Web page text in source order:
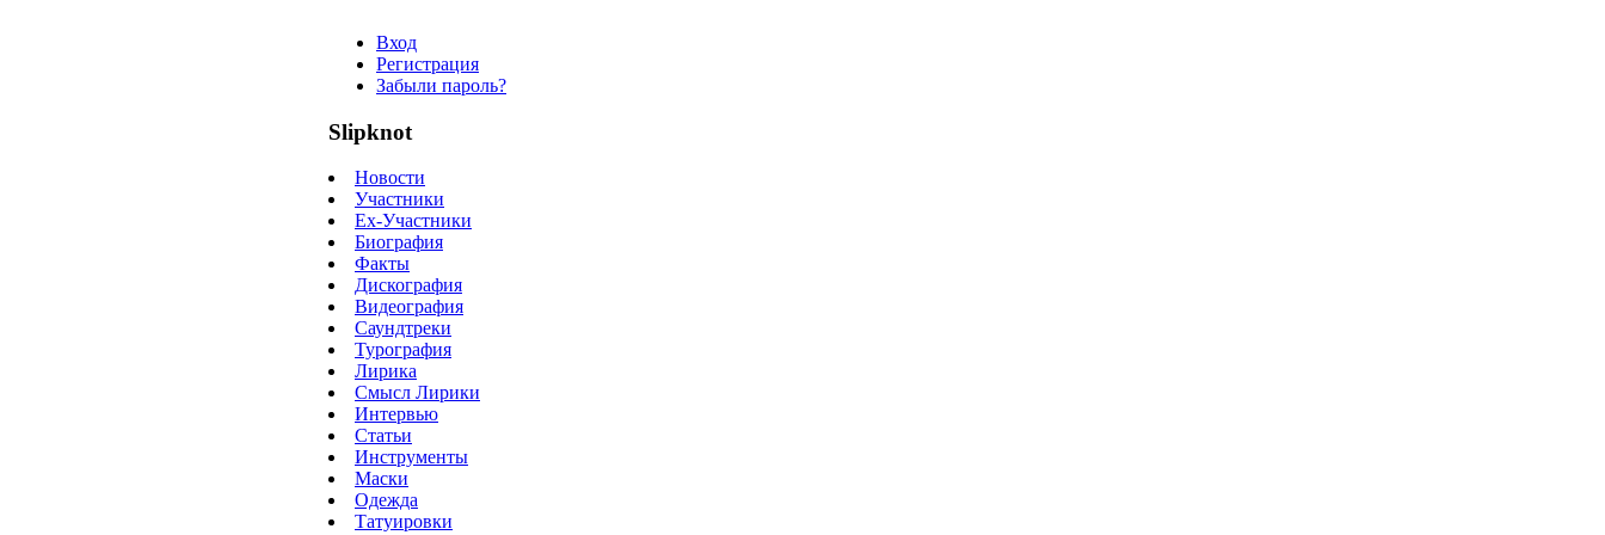
Вход
Регистрация
Забыли пароль?
Slipknot
Новости
Участники
Ex-Участники
Биография
Факты
Дискография
Видеография
Саундтреки
Турография
Лирика
Смысл Лирики
Интервью
Статьи
Инструменты
Маски
Одежда
Татуировки